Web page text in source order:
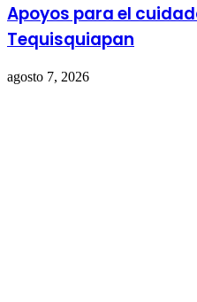
Apoyos para el
Tequisquiapan
agosto 7, 2026